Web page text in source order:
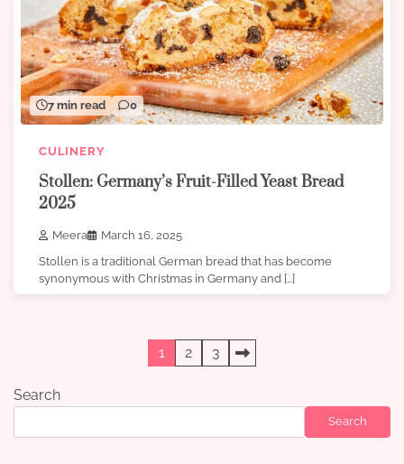
7 min read 0
CULINERY
Stollen: Germany’s Fruit-Filled Yeast Bread
2025
Meera
March 16, 2025
Stollen is a traditional German bread that has become
synonymous with Christmas in Germany and […]
pagination
1 2 3
Search
Search